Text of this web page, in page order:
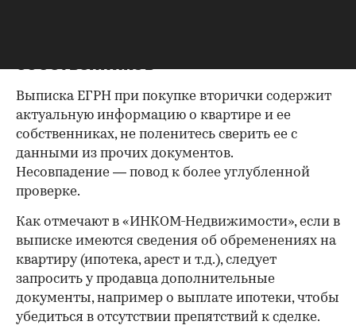
Выписка ЕГРН при покупке вторички содержит
актуальную информацию о квартире и ее
собственниках, не поленитесь сверить ее с
данными из прочих документов.
Несовпадение — повод к более углубленной
проверке.
Как отмечают в «ИНКОМ-Недвижимости», если в
выписке имеются сведения об обременениях на
квартиру (ипотека, арест и т.д.), следует
запросить у продавца дополнительные
документы, например о выплате ипотеки, чтобы
убедиться в отсутствии препятствий к сделке.